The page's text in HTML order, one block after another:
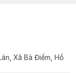
Xã Bà Điểm, Hồ